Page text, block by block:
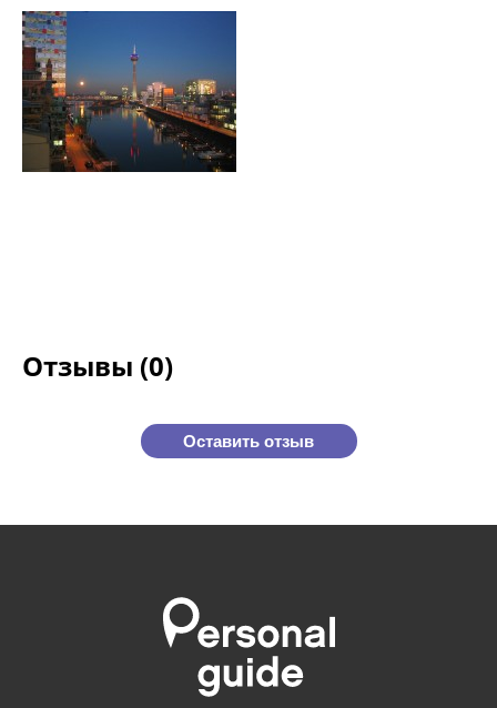
Отзывы (0)
Оставить отзыв